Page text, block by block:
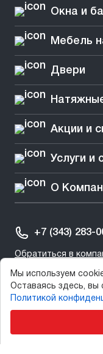
Окна и
Мебель
Двери
Акции и
Услуги и
О
+7 (343) 283-
Обратиться в
2003-2025 ©
Мы используем
Оставаясь здесь, вы
Политикой